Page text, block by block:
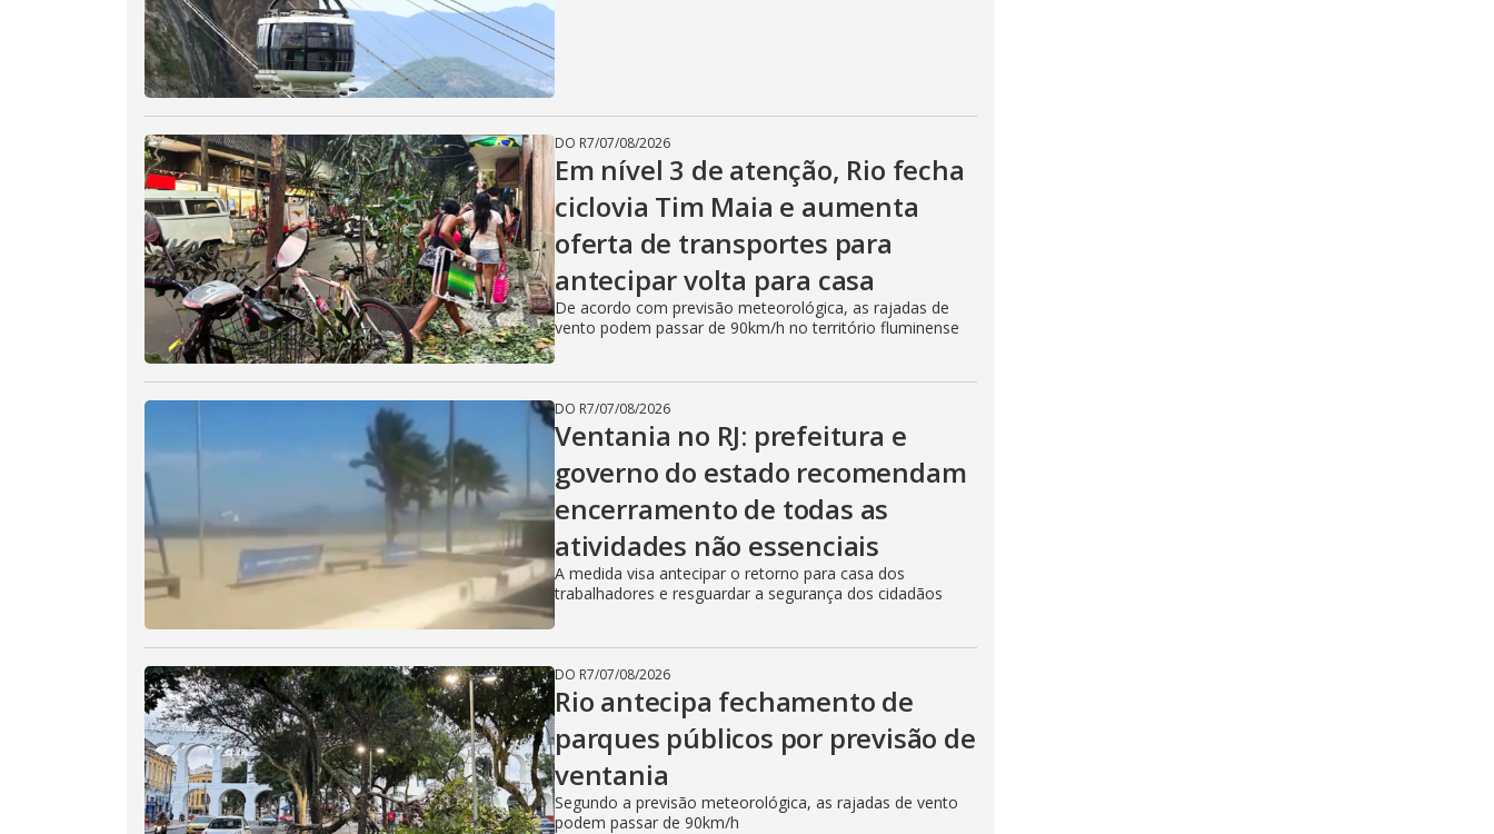
DO R7/07/08/2026
Em nível 3 de atenção, Rio fecha
ciclovia Tim Maia e aumenta
oferta de transportes para
antecipar volta para casa
De acordo com previsão meteorológica, as rajadas de
vento podem passar de 90km/h no território fluminense
DO R7/07/08/2026
Ventania no RJ: prefeitura e
governo do estado recomendam
encerramento de todas as
atividades não essenciais
A medida visa antecipar o retorno para casa dos
trabalhadores e resguardar a segurança dos cidadãos
DO R7/07/08/2026
Rio antecipa fechamento de
parques públicos por previsão de
ventania
Segundo a previsão meteorológica, as rajadas de vento
podem passar de 90km/h